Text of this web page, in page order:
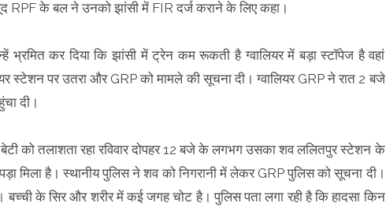
RPF के बल ने उनको झांसी में FIR दर्ज कराने के लिए कहा।
कर दिया कि झांसी में ट्रेन कम रूकती है ग्वालियर में बड़ा स्टॉपेज है वहां
स्टेशन पर उतरा और GRP को मामले की सूचना दी। ग्वालियर GRP ने रात 2 बजे
दी।
बेटी को तलाशता रहा रविवार दोपहर 12 बजे के लगभग उसका शव ललितपुर स्टेशन के
मिला है। स्थानीय पुलिस ने शव को निगरानी में लेकर GRP पुलिस को सूचना दी।
बच्ची के सिर और शरीर में कई जगह चोट है। पुलिस पता लगा रही है कि हादसा किन